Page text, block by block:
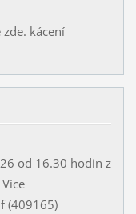
kácení
od 16.30 hodin z
(409165)